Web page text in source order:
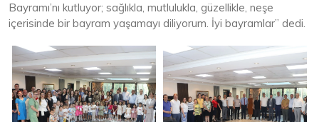
Bayramı’nı kutluyor; sağlıkla, mutlulukla, güzellikle, neşe
içerisinde bir bayram yaşamayı diliyorum. İyi bayramlar” dedi.